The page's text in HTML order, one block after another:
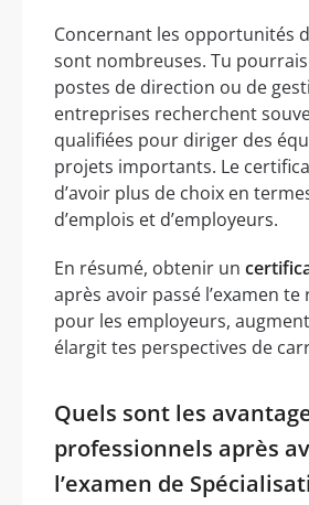
Concernant les opportunités
sont nombreuses. Tu
postes de direction ou de
entreprises recherchent
qualifiées pour diriger des
projets importants. Le
d’avoir plus de choix en
d’emplois et d’employeurs.
En résumé, obtenir un
après avoir passé l’examen
pour les employeurs,
élargit tes perspectives de
Quels sont les
professionnels après
l’examen de